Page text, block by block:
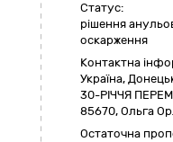
Статус:
pішення
оскарження
Контактна
Україна,
30-РІЧЧЯ
85670, Ольга
Остаточна